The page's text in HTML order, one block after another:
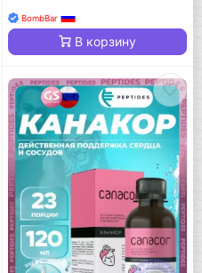
BombBar
В корзину